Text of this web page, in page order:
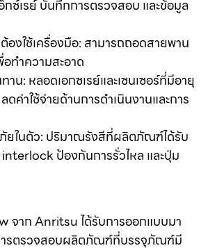
ซ์เรย์ บันทึกการตรวจสอบ และข้อมูล
องใช้เครื่องมือ: สามารถถอดสายพาน
อทำความสะอาด
น: หลอดเอกซเรย์และเซนเซอร์ที่มีอายุ
ดค่าใช้จ่ายด้านการดำเนินงานและการ
ยในตัว: ปริมาณรังสีที่ผลิตภัณฑ์ได้รับ
ป้องกันการรั่วไหล และปุ่ม
จาก Anritsu ได้รับการออกแบบมา
ารตรวจสอบผลิตภัณฑ์ที่บรรจุภัณฑ์มี